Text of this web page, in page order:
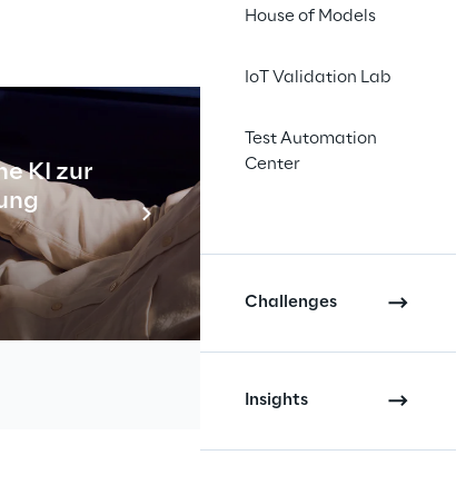
KI zur
House of Models
IoT Validation Lab
Test Automation
Center
Challenges
Insights
Minds-Team
the Flag